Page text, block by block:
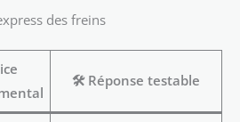
des freins
🛠️ Réponse testable